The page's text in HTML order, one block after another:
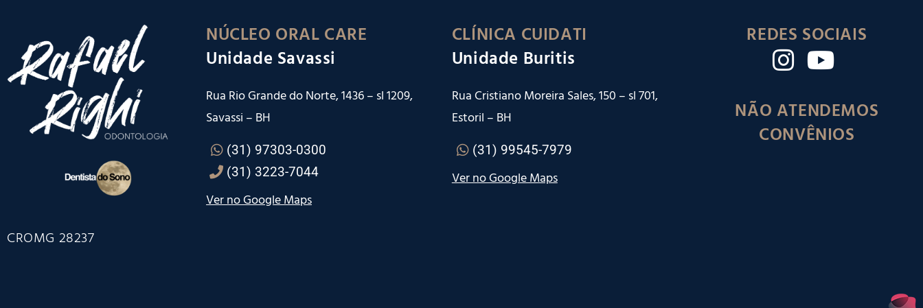
CROMG 28237
NÚCLEO ORAL CARE
Unidade Savassi
Rua Rio Grande do Norte, 1436 – sl 1209,
Savassi – BH
(31) 97303-0300
(31) 3223-7044
Ver no Google Maps
CLÍNICA CUIDATI
Unidade Buritis
Rua Cristiano Moreira Sales, 150 – sl 701,
Estoril – BH
(31) 99545-7979
Ver no Google Maps
REDES SOCIAIS
NÃO ATENDEMOS
CONVÊNIOS